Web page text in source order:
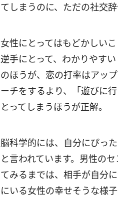
てしまうのに、ただの社交
女性にとってはもどかしい
逆手にとって、わかりやす
のほうが、恋の打率はアッ
ーチをするより、「遊びに
とってしまうほうが正解。
脳科学的には、自分にぴっ
と言われています。男性の
てみるまでは、相手が自分
にいる女性の幸せそうな様